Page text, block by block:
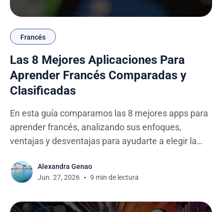
Francés
Las 8 Mejores Aplicaciones Para
Aprender Francés Comparadas y
Clasificadas
En esta guía comparamos las 8 mejores apps para
aprender francés, analizando sus enfoques,
ventajas y desventajas para ayudarte a elegir la
aprendizaje.Alexandra Genao
Jun. 27, 2026
9 min de lectura